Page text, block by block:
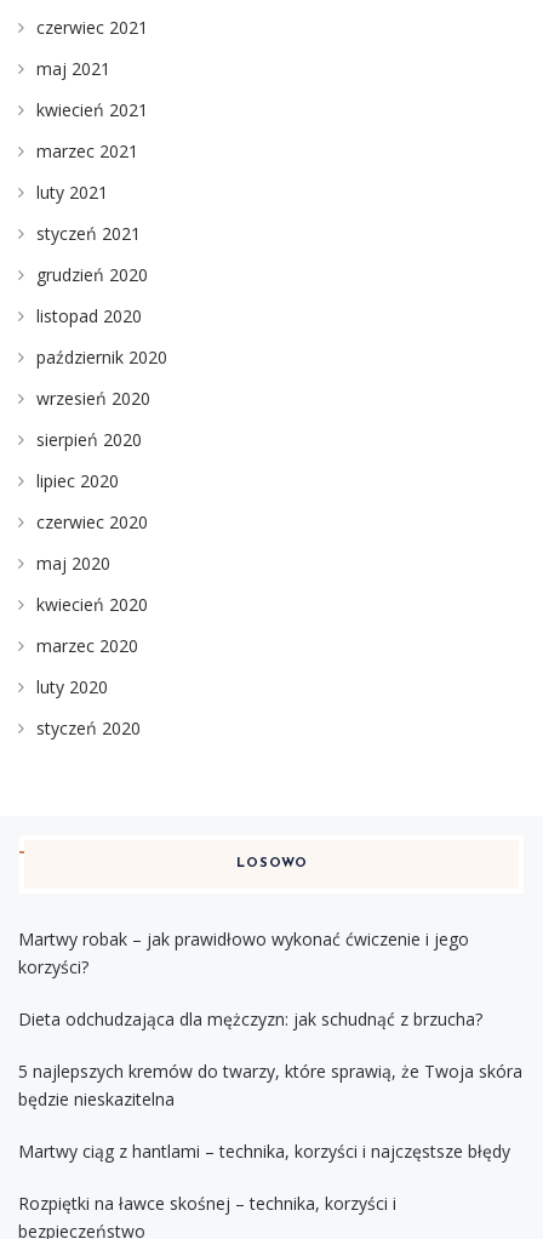
czerwiec 2021
maj 2021
kwiecień 2021
marzec 2021
luty 2021
styczeń 2021
grudzień 2020
listopad 2020
październik 2020
wrzesień 2020
sierpień 2020
lipiec 2020
czerwiec 2020
maj 2020
kwiecień 2020
marzec 2020
luty 2020
styczeń 2020
LOSOWO
Martwy robak – jak prawidłowo wykonać ćwiczenie i jego
korzyści?
Dieta odchudzająca dla mężczyzn: jak schudnąć z brzucha?
5 najlepszych kremów do twarzy, które sprawią, że Twoja skóra
będzie nieskazitelna
Martwy ciąg z hantlami – technika, korzyści i najczęstsze błędy
Rozpiętki na ławce skośnej – technika, korzyści i
bezpieczeństwo